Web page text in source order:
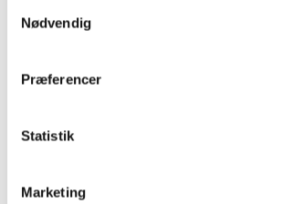
Nødvendig
Præferencer
Statistik
Marketing
Strikkeopskrifter og bøger
Smukke islandske uldtæpper fra Ístex